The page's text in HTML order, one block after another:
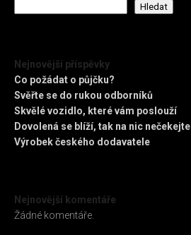
Hledat
Nejnovější příspěvky
Co požádat o půjčku?
Svěřte se do rukou odborníků
Skvělé vozidlo, které vám poslouží
Dovolená se blíží, tak na nic nečekejte
Výrobek českého dodavatele
Nejnovější komentáře
Žádné komentáře.